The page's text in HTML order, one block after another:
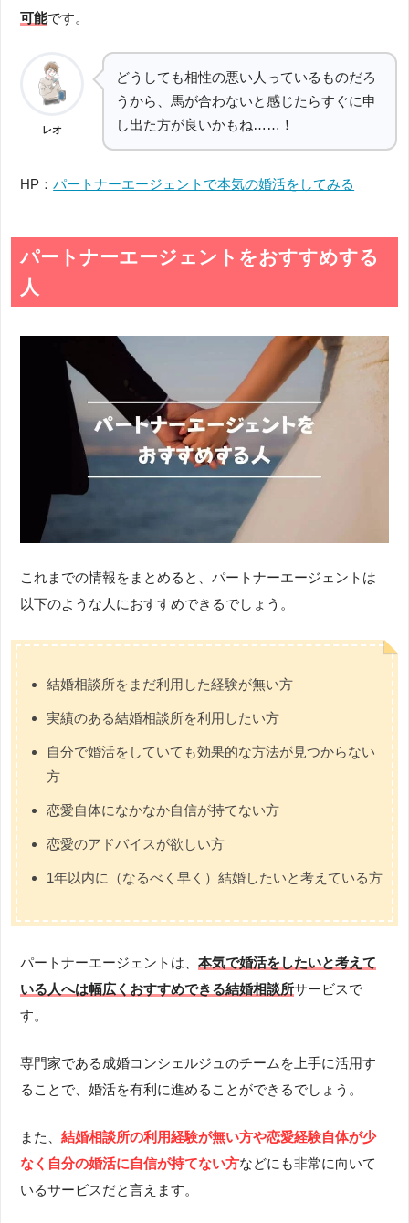
可能です。
レオ
どうしても相性の悪い人っているものだろ
うから、馬が合わないと感じたらすぐに申
し出た方が良いかもね……！
HP：パートナーエージェントで本気の婚活をしてみる
パートナーエージェントをおすすめする
人
これまでの情報をまとめると、パートナーエージェントは
以下のような人におすすめできるでしょう。
結婚相談所をまだ利用した経験が無い方
実績のある結婚相談所を利用したい方
自分で婚活をしていても効果的な方法が見つからない
方
恋愛自体になかなか自信が持てない方
恋愛のアドバイスが欲しい方
1年以内に（なるべく早く）結婚したいと考えている方
パートナーエージェントは、本気で婚活をしたいと考えて
いる人へは幅広くおすすめできる結婚相談所サービスで
す。
専門家である成婚コンシェルジュのチームを上手に活用す
ることで、婚活を有利に進めることができるでしょう。
また、結婚相談所の利用経験が無い方や恋愛経験自体が少
なく自分の婚活に自信が持てない方などにも非常に向いて
いるサービスだと言えます。